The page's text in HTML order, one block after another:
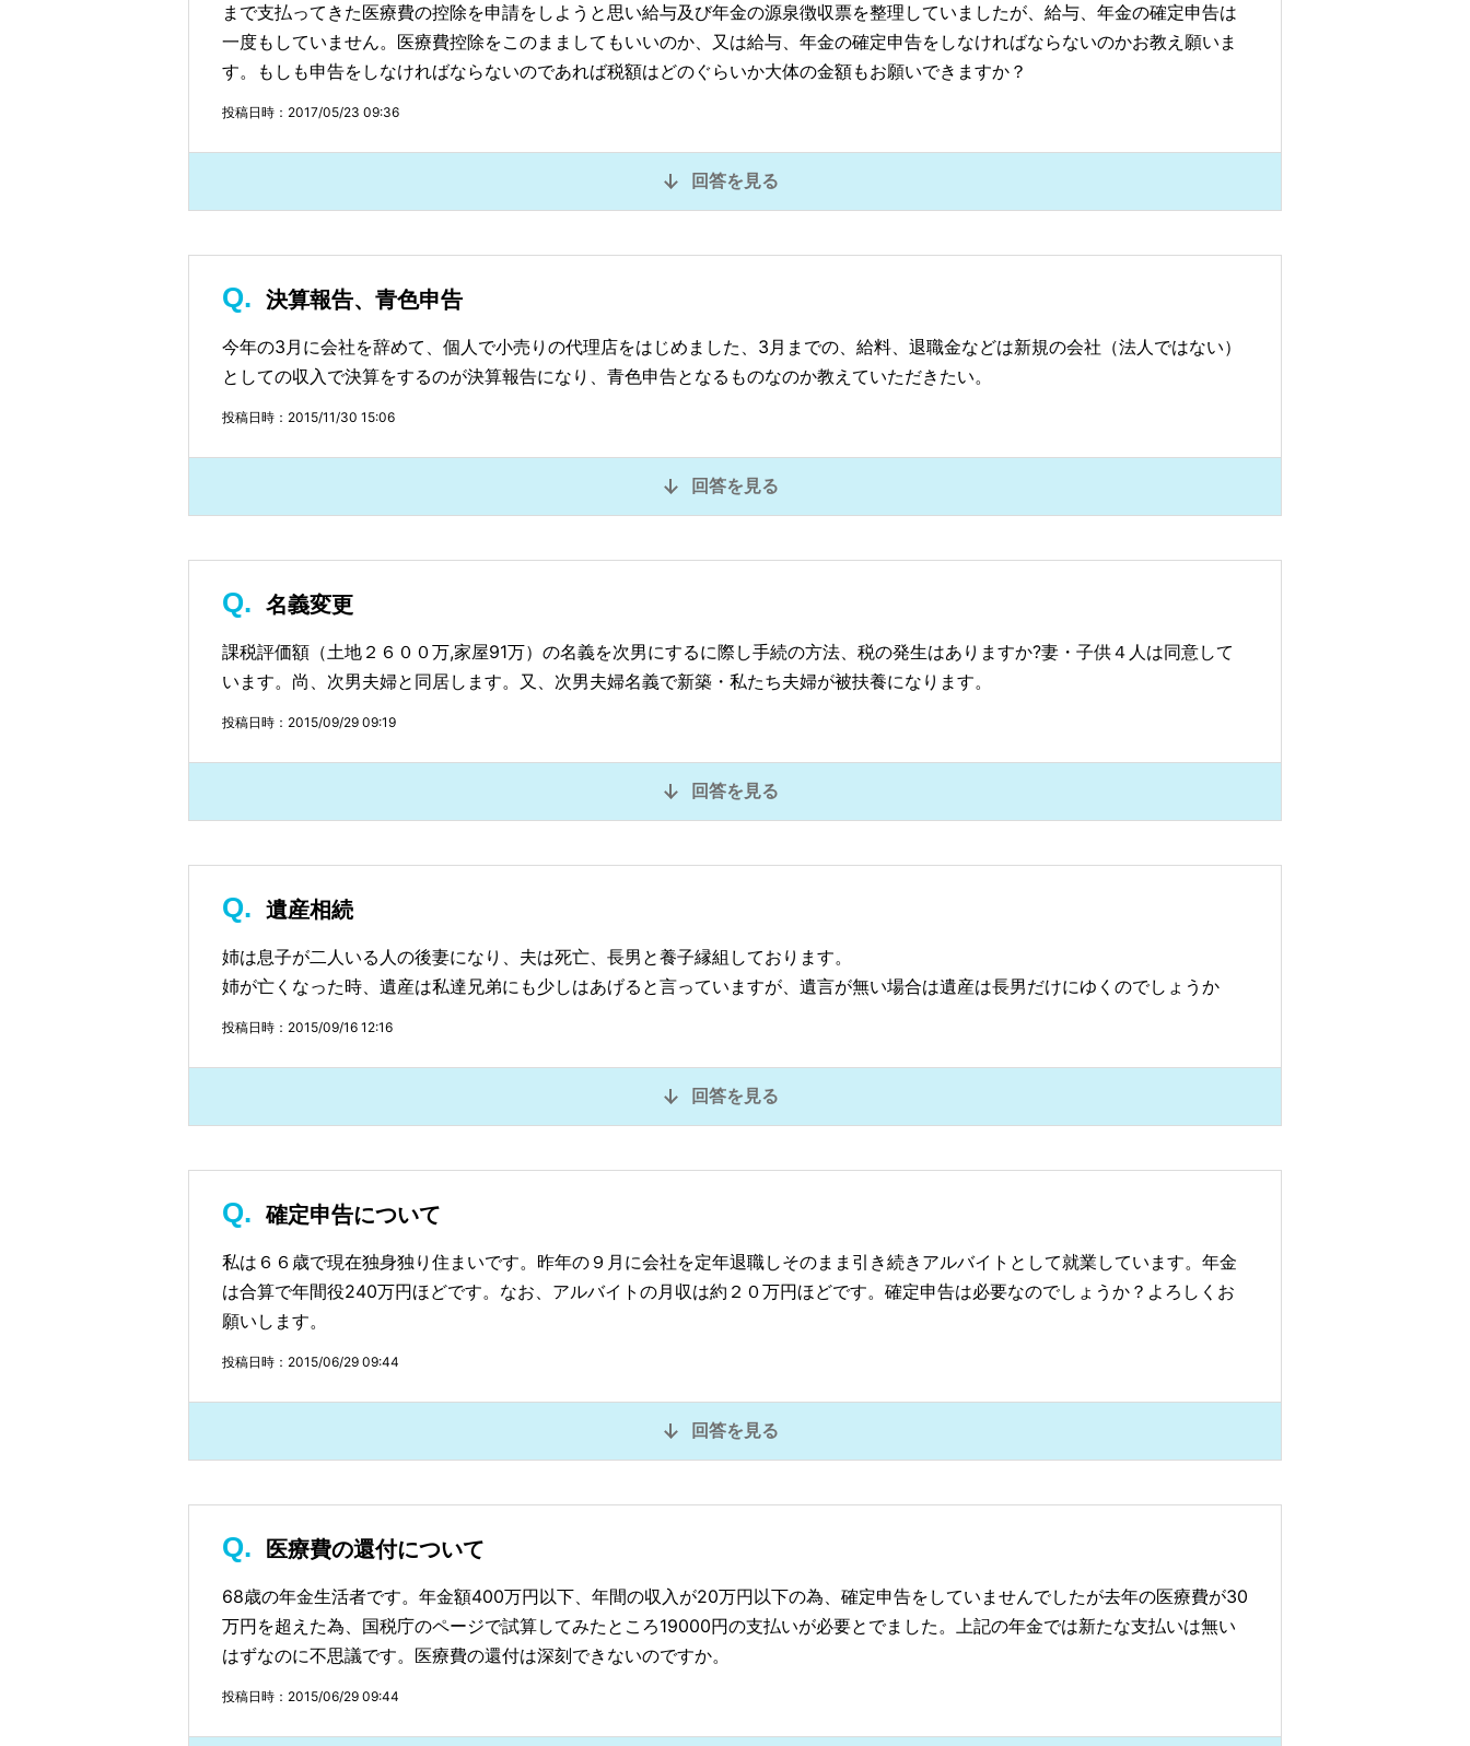
まで支払ってきた医療費の控除を申請をしようと思い給与及び年金の源泉徴収票を整理していましたが、給与、年金の確定申告は
一度もしていません。医療費控除をこのまましてもいいのか、又は給与、年金の確定申告をしなければならないのかお教え願いま
す。もしも申告をしなければならないのであれば税額はどのぐらいか大体の金額もお願いできますか？
投稿日時：2017/05/23 09:36
回答を見る
決算報告、青色申告
今年の3月に会社を辞めて、個人で小売りの代理店をはじめました、3月までの、給料、退職金などは新規の会社（法人ではない）
としての収入で決算をするのが決算報告になり、青色申告となるものなのか教えていただきたい。
投稿日時：2015/11/30 15:06
回答を見る
名義変更
課税評価額（土地２６００万,家屋91万）の名義を次男にするに際し手続の方法、税の発生はありますか?妻・子供４人は同意して
います。尚、次男夫婦と同居します。又、次男夫婦名義で新築・私たち夫婦が被扶養になります。
投稿日時：2015/09/29 09:19
回答を見る
遺産相続
姉は息子が二人いる人の後妻になり、夫は死亡、長男と養子縁組しております。
姉が亡くなった時、遺産は私達兄弟にも少しはあげると言っていますが、遺言が無い場合は遺産は長男だけにゆくのでしょうか
投稿日時：2015/09/16 12:16
回答を見る
確定申告について
私は６６歳で現在独身独り住まいです。昨年の９月に会社を定年退職しそのまま引き続きアルバイトとして就業しています。年金
は合算で年間役240万円ほどです。なお、アルバイトの月収は約２０万円ほどです。確定申告は必要なのでしょうか？よろしくお
願いします。
投稿日時：2015/06/29 09:44
回答を見る
医療費の還付について
68歳の年金生活者です。年金額400万円以下、年間の収入が20万円以下の為、確定申告をしていませんでしたが去年の医療費が30
万円を超えた為、国税庁のページで試算してみたところ19000円の支払いが必要とでました。上記の年金では新たな支払いは無い
はずなのに不思議です。医療費の還付は深刻できないのですか。
投稿日時：2015/06/29 09:44